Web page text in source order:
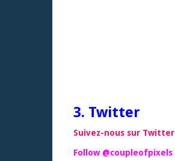
3. Twitter
Suivez-nous sur Twitter
Follow